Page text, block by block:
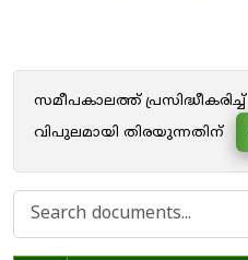
സമീപകാലത്ത് പ്രസിദ്ധീകരിച്ച്
വിപുലമായി തിരയുന്നതിന്